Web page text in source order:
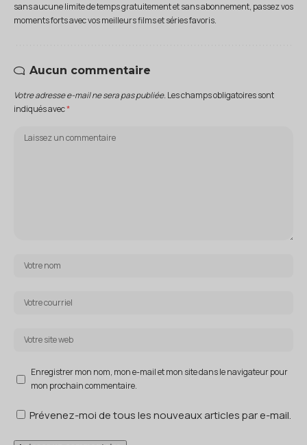
sans aucune limite de temps gratuitement et sans abonnement, passez vos
moments forts avec vos meilleurs films et séries favoris.
Aucun commentaire
Votre adresse e-mail ne sera pas publiée. Les champs obligatoires sont
indiqués avec*
Enregistrer mon nom, mon e-mail et mon site dans le navigateur pour
mon prochain commentaire.
Prévenez-moi de tous les nouveaux articles par e-mail.